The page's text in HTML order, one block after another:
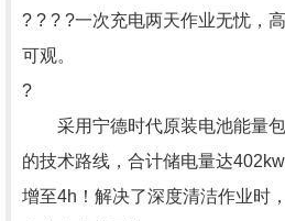
? ? ? ?一次充电两天作业无忧，
可观。
?
采用宁德时代原装电池能量包
的技术路线，合计储电量达
增至4h！解决了深度清洁作业时